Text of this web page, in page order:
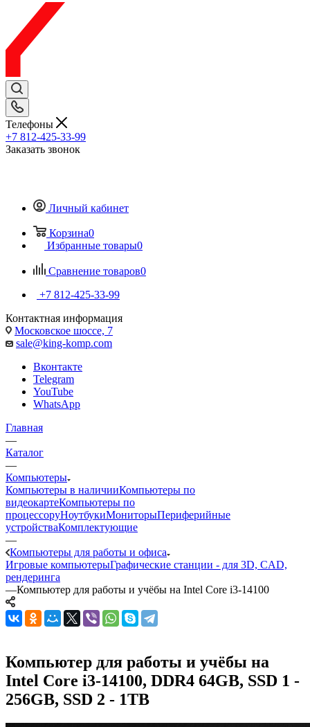
Телефоны
+7 812-425-33-99
Заказать звонок
Личный кабинет
Корзина0
Избранные товары0
Сравнение товаров0
+7 812-425-33-99
Контактная информация
Московское шоссе, 7
sale@king-komp.com
Вконтакте
Telegram
YouTube
WhatsApp
Главная
—
Каталог
—
Компьютеры
Компьютеры в наличииКомпьютеры по
видеокартеКомпьютеры по
процессоруНоутбукиМониторыПериферийные
устройстваКомплектующие
—
Компьютеры для работы и офиса
Игровые компьютерыГрафические станции - для 3D, CAD,
рендеринга
—Компьютер для работы и учёбы на Intel Core i3-14100
Компьютер для работы и учёбы на
Intel Core i3-14100, DDR4 64GB, SSD 1 -
256GB, SSD 2 - 1TB